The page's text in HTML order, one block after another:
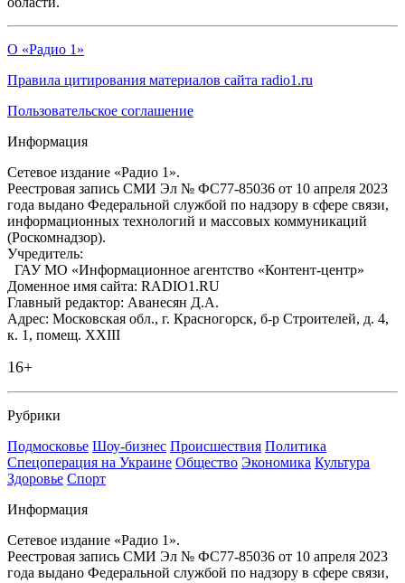
О «Радио 1»
Правила цитирования материалов сайта radio1.ru
Пользовательское соглашение
Информация
Сетевое издание «Радио 1».
Реестровая запись СМИ Эл № ФС77-85036 от 10 апреля 2023
года выдано Федеральной службой по надзору в сфере связи,
информационных технологий и массовых коммуникаций
(Роскомнадзор).
Учредитель:
ГАУ МО «Информационное агентство «Контент-центр»
Доменное имя сайта: RADIO1.RU
Главный редактор: Аванесян Д.А.
Адрес: Московская обл., г. Красногорск, б-р Строителей, д. 4,
к. 1, помещ. XXIII
16+
Рубрики
Подмосковье Шоу-бизнес Происшествия Политика
Спецоперация на Украине Общество Экономика Культура
Здоровье Спорт
Информация
Сетевое издание «Радио 1».
Реестровая запись СМИ Эл № ФС77-85036 от 10 апреля 2023
года выдано Федеральной службой по надзору в сфере связи,